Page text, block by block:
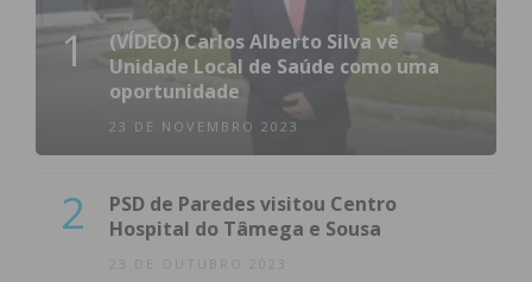
1
(VÍDEO) Carlos Alberto Silva vê
Unidade Local de Saúde como uma
oportunidade
23 DE NOVEMBRO 2023
2
PSD de Paredes visitou Centro
Hospital do Tâmega e Sousa
23 DE OUTUBRO 2023